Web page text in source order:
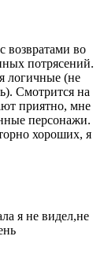
возвратами во
потрясений.
логичные (не
Смотрится на
приятно, мне
персонажи.
хороших, я
я не видел,не